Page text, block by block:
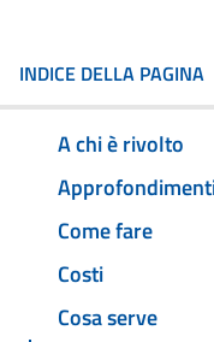
INDICE DELLA PAGINA
A chi è rivolto
Come fare
Costi
Cosa serve